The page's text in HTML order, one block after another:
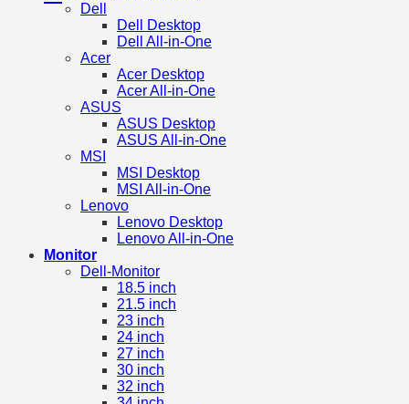
Dell
Dell Desktop
Dell All-in-One
Acer
Acer Desktop
Acer All-in-One
ASUS
ASUS Desktop
ASUS All-in-One
MSI
MSI Desktop
MSI All-in-One
Lenovo
Lenovo Desktop
Lenovo All-in-One
Monitor
Dell-Monitor
18.5 inch
21.5 inch
23 inch
24 inch
27 inch
30 inch
32 inch